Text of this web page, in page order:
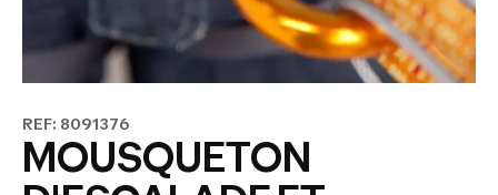
REF: 8091376
MOUSQUETON